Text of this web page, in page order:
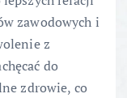
zawodowych i
z
do
zdrowie, co